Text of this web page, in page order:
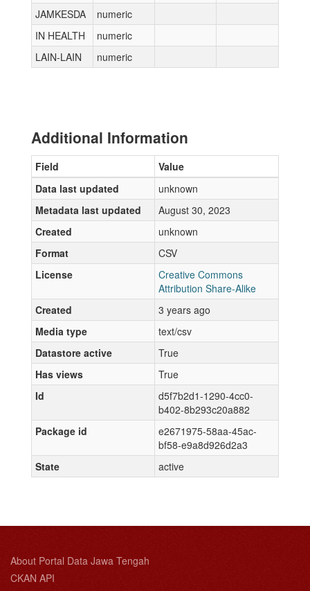
JAMKESDA
numeric
IN HEALTH
numeric
LAIN-LAIN
numeric
Additional Information
Field
Value
Data last updated
unknown
Metadata last updated
August 30, 2023
Created
unknown
Format
CSV
License
Creative Commons
Attribution Share-Alike
Created
3 years ago
Media type
text/csv
Datastore active
True
Has views
True
Id
d5f7b2d1-1290-4cc0-
b402-8b293c20a882
Package id
e2671975-58aa-45ac-
bf58-e9a8d926d2a3
State
active
About Portal Data Jawa Tengah
CKAN API